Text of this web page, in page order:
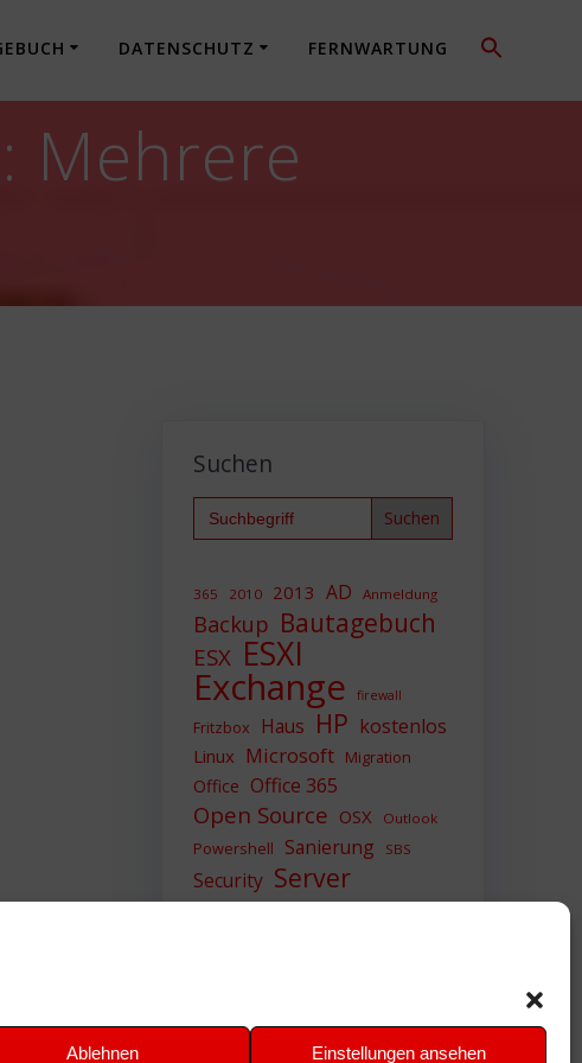
Ablehnen Einstellungen ansehen
DATENSCHUTZ FERNWARTUNG
Mehrere
Suchen
Search
for:
365 2010 2013 AD Anmeldung
Backup Bautagebuch
ESX ESXI
Exchange firewall
Fritzbox Haus HP kostenlos
Linux Microsoft Migration
Office Office 365
Open Source OSX Outlook
Powershell Sanierung SBS
Security Server
Sicherheit SIEM
VMWare VPN WAZUH